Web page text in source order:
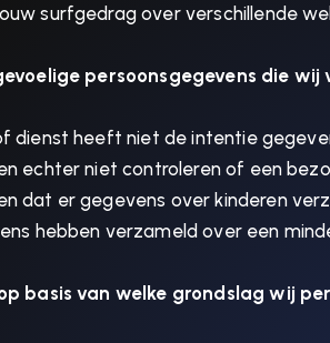
surfgedrag over verschillende
persoonsgegevens die wij
dienst heeft niet de intentie
echter niet controleren of een
dat er gegevens over kinderen
hebben verzameld over een
basis van welke grondslag wij